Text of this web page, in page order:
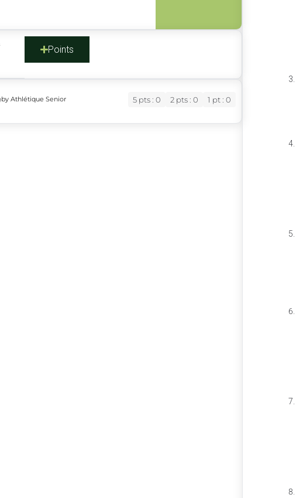
Points
5 pts : 0 2 pts : 0 1 pt : 0
Athlétique Senior